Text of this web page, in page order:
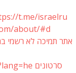
t.me/israelru
about/#d
https://ozma-yeudit.com/catalog-video/?lang=he סרטונים